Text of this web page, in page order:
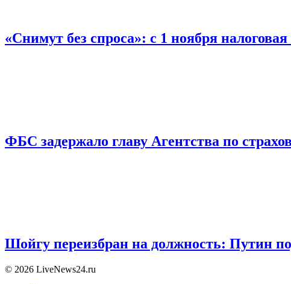
«Снимут без спроса»: с 1 ноября
ФБС задержало главу Агентства по
Шойгу переизбран на должность: Путин
© 2026 LiveNews24.ru